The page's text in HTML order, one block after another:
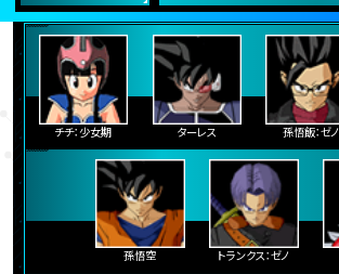
チチ：少女期 ターレス 孫悟飯：ゼノ
孫悟空 トランクス：ゼノ